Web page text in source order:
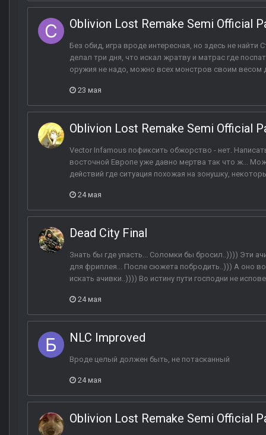
Oblivion Lost Remake Semi Official
Без обид, игра вроде интересная, но здесь не
делал три дня, что искал жратву и матрас где
оружия не надо, можно всех монстров своим весом
23 мая
Oblivion Lost Remake Semi Official
Vector Infamous пофиксить обжорство - нет.
восточной Европе уже давно мертва так что ж...
действий где ситуация похожая на зонушку,
24 мая
Dead City Final
Знать бы где упасть... Соломки бы бросил..)))) Эти
для фриплея... После сюжета побродить..))) А оно
искать ачивки..)))) Во истину пути господни не
24 мая
NLC Improved
Вроде целый должен быть, не потасканный
24 мая
Oblivion Lost Remake Semi Official